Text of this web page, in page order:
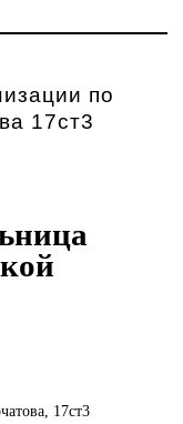
по
17ст3
17ст3